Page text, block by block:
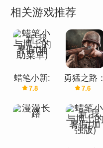
相关游戏推荐
蜡笔小新:
我与博士的
暑假(辅助
菜单)
7.8
勇猛之路：
二战国际
7.6